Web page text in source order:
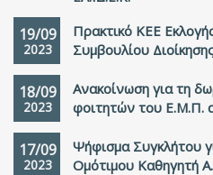
19/09
2023
Πρακτικό ΚΕΕ
Συμβουλίου
18/09
2023
Ανακοίνωση για τη
φοιτητών του Ε.Μ.Π.
17/09
2023
Ψήφισμα Συγκλήτου
Ομότιμου Καθηγητή